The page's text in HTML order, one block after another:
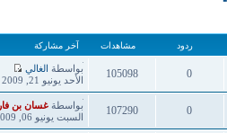
ردود مشاهدات آخر مشاركة
0
ردود
105098
مشاهدات
آخر
مشاركة
بواسطة الغالي
الأحد يونيو 21, 2009 7:59 pm
0
107290
آخر
مشاركة
بواسطةغسان بن
السبت يونيو 06, 2009 3:00 pm